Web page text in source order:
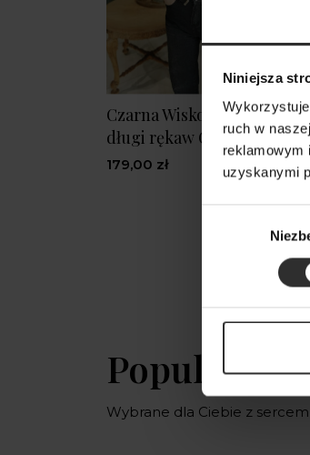
Niniejsza
ruch w
reklamowym
uzyskanymi
Czarna Wiskozowa Bluzka
długi rękaw Cynthia Black
179,00 zł
Popularne
Wybrane dla Ciebie z